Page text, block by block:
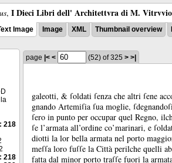
, I Dieci Libri dell' Architettvra di M. Vitrvvio
Image Image XML Thumbnail overview
218
218
page |< < (52) of 325 > >|
galeotti, & ſoldati ſenza che altri ſene
gnando Artemiſia ſua moglie,
ſero in punto per occupar quel Regno,
ſe l’armata all’ordine co’marinari, e
diotti la lor bella armata nel porto
meſſa loro fuſſe la Città perilche quelli
fatta dal minor porto traſſe fuori la